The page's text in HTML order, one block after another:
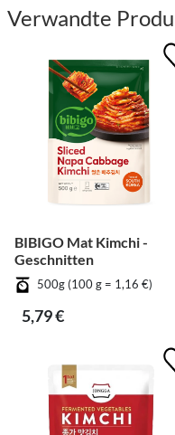
Verwandte
BIBIGO Mat Kimchi -
Geschnitten
500g (100 g = 1,16 €)
5,79 €